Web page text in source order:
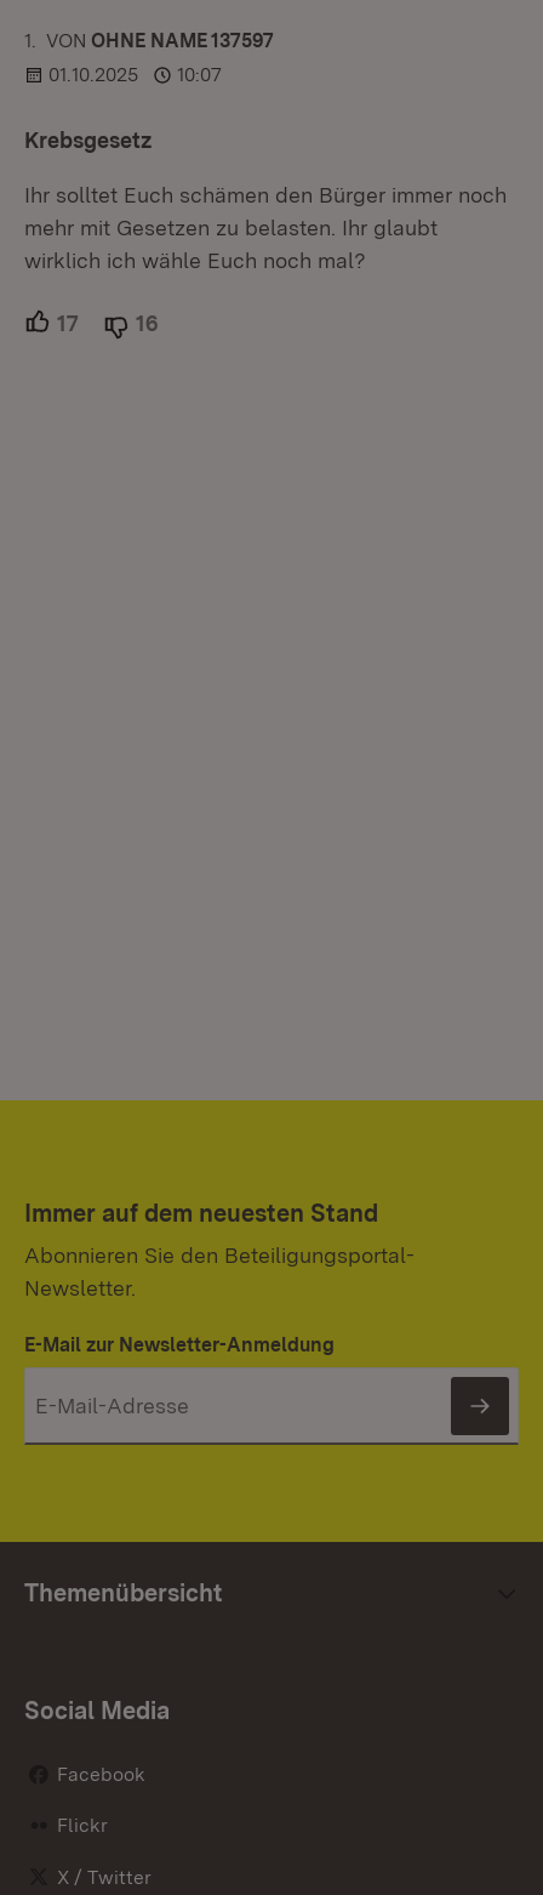
1. KOMMENTAR
VON :OHNE NAME 137597
01.10.2025
10:07
Krebsgesetz
Ihr solltet Euch schämen den Bürger immer noch
mehr mit Gesetzen zu belasten. Ihr glaubt
wirklich ich wähle Euch noch mal?
17 Unterstützer.
16
Immer auf dem neuesten Stand
Abonnieren Sie den Beteiligungsportal-
Newsletter.
E-Mail zur Newsletter-Anmeldung
Themenübersicht
Social Media
Facebook
Flickr
X / Twitter